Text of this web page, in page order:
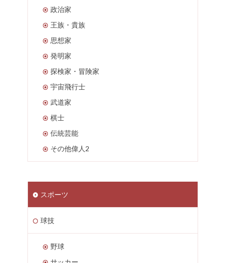
政治家
王族・貴族
思想家
発明家
探検家・冒険家
宇宙飛行士
武道家
棋士
伝統芸能
その他偉人2
スポーツ
球技
野球